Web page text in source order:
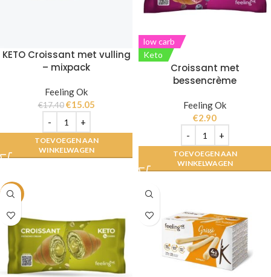
KETO Croissant met vulling
– mixpack
Feeling Ok
€17.40 €15.05
TOEVOEGEN AAN
WINKELWAGEN
low carb
Keto
Croissant met
bessencrème
Feeling Ok
€2.90
TOEVOEGEN AAN
WINKELWAGEN
-11%